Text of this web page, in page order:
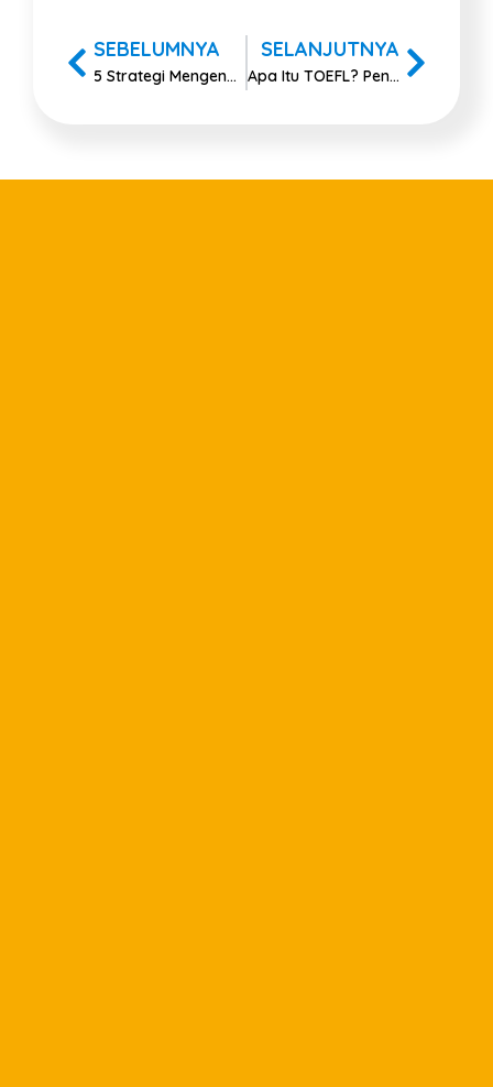
SEBELUMNYA
5 Strategi Mengenal Nama-nama Bulan dalam Bahasa Inggris
SELANJUTNYA
Apa Itu TOEFL? Pengertian, Fungsi, dan Jenisnya